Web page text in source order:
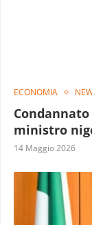
ECONOMIA
ministro
14 Maggio 2026